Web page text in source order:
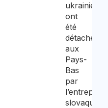
ukrainiens,
ont
été
détachés
aux
Pays-
Bas
par
l’entreprise
slovaque